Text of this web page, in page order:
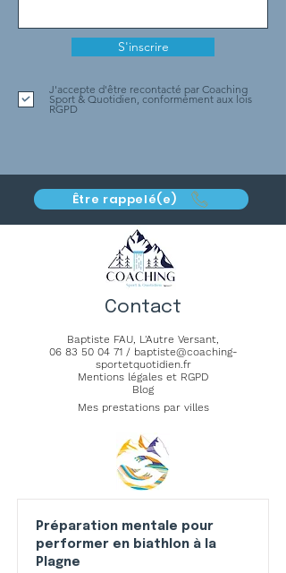
S'inscrire
J'accepte d'être recontacté par Coaching
Sport & Quotidien, conformément aux lois
RGPD
Être rappelé(e)
Contact
Baptiste FAU, L'Autre Versant,
06 83 50 04 71/ baptiste@coaching-
sportetquotidien.fr
Mentions légales et RGPD
Blog
Mes prestations par villes
Préparation mentale pour
performer en biathlon à la
Plagne